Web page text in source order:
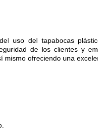
uso del tapabocas
de los clientes y
mismo ofreciendo una